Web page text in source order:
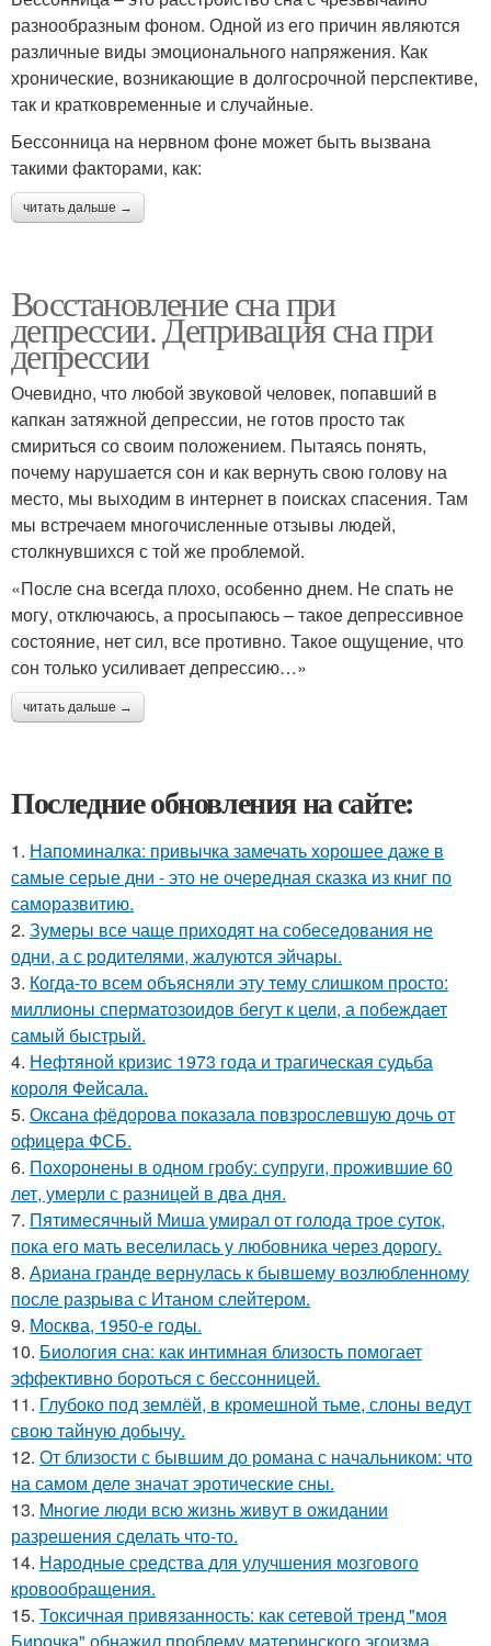
разнообразным фоном. Одной из его причин являются
различные виды эмоционального напряжения. Как
хронические, возникающие в долгосрочной перспективе,
так и кратковременные и случайные.
Бессонница на нервном фоне может быть вызвана
такими факторами, как:
читать дальше →
Восстановление сна при
депрессии. Депривация сна при
депрессии
Очевидно, что любой звуковой человек, попавший в
капкан затяжной депрессии, не готов просто так
смириться со своим положением. Пытаясь понять,
почему нарушается сон и как вернуть свою голову на
место, мы выходим в интернет в поисках спасения. Там
мы встречаем многочисленные отзывы людей,
столкнувшихся с той же проблемой.
«После сна всегда плохо, особенно днем. Не спать не
могу, отключаюсь, а просыпаюсь – такое депрессивное
состояние, нет сил, все противно. Такое ощущение, что
сон только усиливает депрессию…»
читать дальше →
Последние обновления на сайте:
1. Напоминалка: привычка замечать хорошее даже в
самые серые дни - это не очередная сказка из книг по
саморазвитию.
2. Зумеры все чаще приходят на собеседования не
одни, а с родителями, жалуются эйчары.
3. Когда-то всем объясняли эту тему слишком просто:
миллионы сперматозоидов бегут к цели, а побеждает
самый быстрый.
4. Нефтяной кризис 1973 года и трагическая судьба
короля Фейсала.
5. Оксана фёдорова показала повзрослевшую дочь от
офицера ФСБ.
6. Похоронены в одном гробу: супруги, прожившие 60
лет, умерли с разницей в два дня.
7. Пятимесячный Миша умирал от голода трое суток,
пока его мать веселилась у любовника через дорогу.
8. Ариана гранде вернулась к бывшему возлюбленному
после разрыва с Итаном слейтером.
9. Москва, 1950-е годы.
10. Биология сна: как интимная близость помогает
эффективно бороться с бессонницей.
11. Глубоко под землёй, в кромешной тьме, слоны ведут
свою тайную добычу.
12. От близости с бывшим до романа с начальником: что
на самом деле значат эротические сны.
13. Mногие люди всю жизнь живут в ожидании
разрешения сделать что-то.
14. Народные средства для улучшения мозгового
кровообращения.
15. Токсичная привязанность: как сетевой тренд "моя